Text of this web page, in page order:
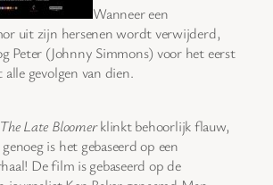
Wanneer een
uit zijn hersenen wordt verwijderd,
Peter (Johnny Simmons) voor het eerst
gevolgen van dien.
The Late Bloomerklinkt behoorlijk flauw,
is het gebaseerd op een
De film is gebaseerd op de